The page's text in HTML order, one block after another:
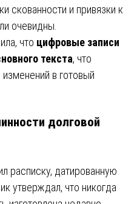
скованности и привязки к
очевидны.
что цифровые записи
текста, что
в готовый
долговой
расписку, датированную
утверждал, что никогда